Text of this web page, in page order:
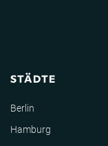
STÄDTE
Berlin
Hamburg